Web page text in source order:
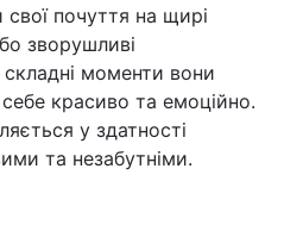
почуття на щирі
зворушливі
моменти вони
красиво та емоційно.
у здатності
та незабутніми.